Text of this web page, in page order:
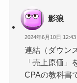
影狼
2024年6月10日 12:43
連結（ダウン
「売上原価」
CPAの教科書